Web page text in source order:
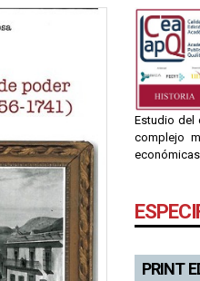
Estudio del
complejo
PRINT